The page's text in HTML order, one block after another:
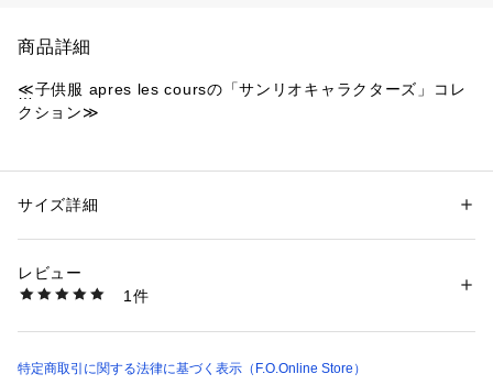
商品詳細
≪子供服 apres les coursの「サンリオキャラクターズ」コレ
クション≫
たデザイン♪
夏のイベントで注目されること間違いなし♪
同柄の浴衣と合わせたリンクコーデもおすすめです。
性別：キッズ・ベビー
素材：サザンクロス
チェック柄
甚平：綿100%
本体・リボン：ポリエステル100%
サイズ詳細
レビュー
1件
特定商取引に関する法律に基づく表示（F.O.Online Store）